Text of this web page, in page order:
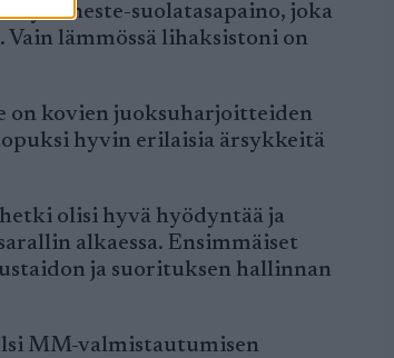
neste-suolatasapaino, joka
lämmössä lihaksistoni on
on kovien juoksuharjoitteiden
hyvin erilaisia ärsykkeitä
olisi hyvä hyödyntää ja
alkaessa. Ensimmäiset
ja suorituksen hallinnan
MM-valmistautumisen